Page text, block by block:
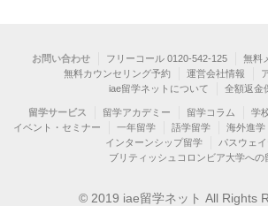
お問い合わせ フリーコール 0120-542-125
無料
無料カウンセリング予約
運営会社情報
iae留学ネットについて
全額返金
留学サービス 留学アカデミー 留学コラム 学
イベント・セミナー
一年留学 語学留学 海外進学
インターンシップ留学
パスウェ
ブリティッシュコロンビア大学への
© 2019 iae留学ネット All Rights